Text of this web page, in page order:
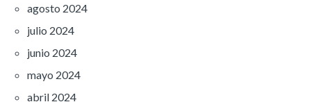
agosto 2024
julio 2024
junio 2024
mayo 2024
abril 2024